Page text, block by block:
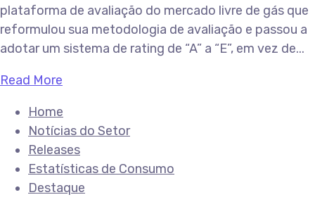
plataforma de avaliação do mercado livre de gás que
reformulou sua metodologia de avaliação e passou a
adotar um sistema de rating de “A” a “E”, em vez de...
Read More
Home
Notícias do Setor
Releases
Estatísticas de Consumo
Destaque